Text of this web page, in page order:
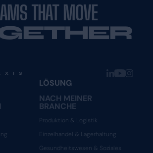
THAT MOVE
LÖSUNG
NACH MEINER
BRANCHE
Produktion & Logistik
Einzelhandel & Lagerhaltung
Gesundheitswesen & Soziales